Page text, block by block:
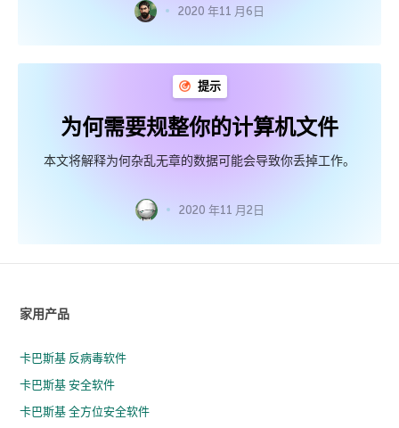
2020 年11 月6日
提示
为何需要规整你的计算机文件
本文将解释为何杂乱无章的数据可能会导致你丢掉工作。
2020 年11 月2日
家用产品
卡巴斯基 反病毒软件
卡巴斯基 安全软件
卡巴斯基 全方位安全软件